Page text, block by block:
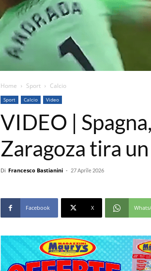
Home Sport Calcio
Sport Calcio Video
VIDEO |
Zaragoza tira
Di Francesco Bastianini - 27 Aprile 2026
Facebook X